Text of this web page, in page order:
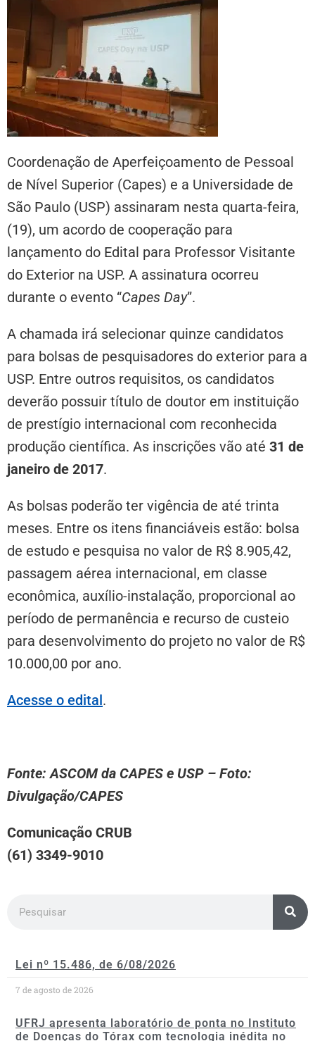
Coordenação de Aperfeiçoamento de Pessoal
de Nível Superior (Capes) e a Universidade de
São Paulo (USP) assinaram nesta quarta-feira,
(19), um acordo de cooperação para
lançamento do Edital para Professor Visitante
do Exterior na USP. A assinatura ocorreu
durante o evento “Capes Day”.
A chamada irá selecionar quinze candidatos
para bolsas de pesquisadores do exterior para a
USP. Entre outros requisitos, os candidatos
deverão possuir título de doutor em instituição
de prestígio internacional com reconhecida
produção científica. As inscrições vão até 31 de
janeiro de 2017.
As bolsas poderão ter vigência de até trinta
meses. Entre os itens financiáveis estão: bolsa
de estudo e pesquisa no valor de R$ 8.905,42,
passagem aérea internacional, em classe
econômica, auxílio-instalação, proporcional ao
período de permanência e recurso de custeio
para desenvolvimento do projeto no valor de R$
10.000,00 por ano.
Acesse o edital.
Fonte: ASCOM da CAPES e USP – Foto:
Divulgação/CAPES
Comunicação CRUB
(61) 3349-9010
Lei nº 15.486, de 6/08/2026
7 de agosto de 2026
UFRJ apresenta laboratório de ponta no Instituto
de Doenças do Tórax com tecnologia inédita no